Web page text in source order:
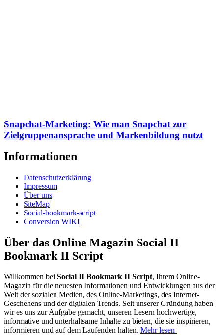
Snapchat-Marketing: Wie man Snapchat zur
Zielgruppenansprache und Markenbildung nutzt
Informationen
Datenschutzerklärung
Impressum
Über uns
SiteMap
Social-bookmark-script
Conversion WIKI
Über das Online Magazin Social II
Bookmark II Script
Willkommen bei Social II Bookmark II Script, Ihrem Online-
Magazin für die neuesten Informationen und Entwicklungen aus der
Welt der sozialen Medien, des Online-Marketings, des Internet-
Geschehens und der digitalen Trends. Seit unserer Gründung haben
wir es uns zur Aufgabe gemacht, unseren Lesern hochwertige,
informative und unterhaltsame Inhalte zu bieten, die sie inspirieren,
informieren und auf dem Laufenden halten. Mehr lesen